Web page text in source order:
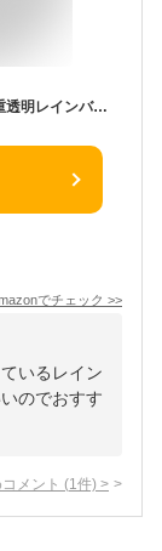
[DeliToo] レインコート 自転車 リュック対応 【二重透明レインバイザー付き】 レインウェア レディース バイク レインポンチョ ロング 大きい 防水 防風 雨具 雨合羽 かっぱ 超撥水 梅雨対策 豪雨対応 軽量 男女兼用 母の日 父の日 ギフト (JP, アルファベット, L, ホワイト)
でチェック >>
いるレイン
のでおすす
メント (1 件) >